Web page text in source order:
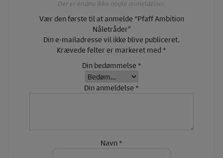
Der er endnu ikke nogle anmeldelser.
Vær den første til at anmelde “Pfaff Ambition
Nåletråder”
Din e-mailadresse vil ikke blive publiceret.
Krævede felter er markeret med *
Din bedømmelse *
Din anmeldelse *
Navn *